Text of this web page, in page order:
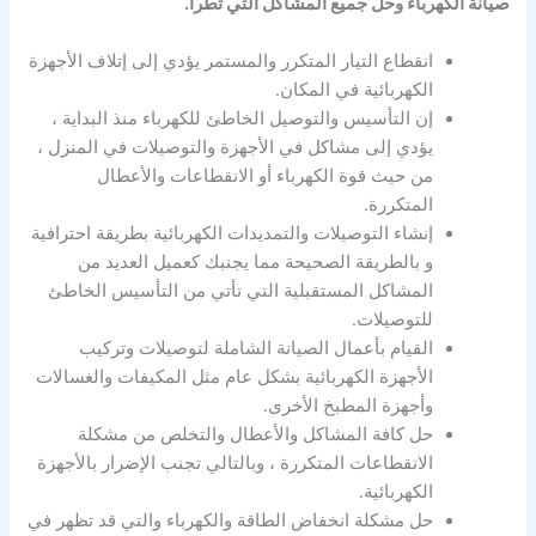
انقطاع التيار المتكرر والمستمر يؤدي إلى إتلاف الأجهزة
الكهربائية في المكان.
إن التأسيس والتوصيل الخاطئ للكهرباء منذ البداية ،
يؤدي إلى مشاكل في الأجهزة والتوصيلات في المنزل ،
من حيث قوة الكهرباء أو الانقطاعات والأعطال
المتكررة.
إنشاء التوصيلات والتمديدات الكهربائية بطريقة احترافية
و بالطريقة الصحيحة مما يجنبك كعميل العديد من
المشاكل المستقبلية التي تأتي من التأسيس الخاطئ
للتوصيلات.
القيام بأعمال الصيانة الشاملة لتوصيلات وتركيب
الأجهزة الكهربائية بشكل عام مثل المكيفات والغسالات
وأجهزة المطبخ الأخرى.
حل كافة المشاكل والأعطال والتخلص من مشكلة
الانقطاعات المتكررة ، وبالتالي تجنب الإضرار بالأجهزة
الكهربائية.
حل مشكلة انخفاض الطاقة والكهرباء والتي قد تظهر في